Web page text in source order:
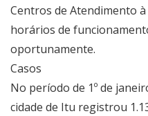
Centros de Atendimento
horários de
oportunamente.
Casos
No período de 1º de
cidade de Itu registrou